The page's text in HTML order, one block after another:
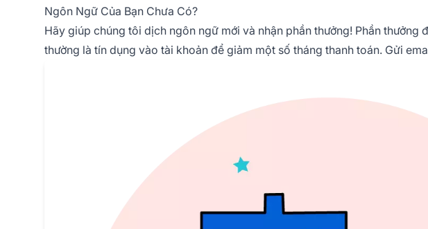
Ngôn Ngữ Của Bạn Chưa Có?
Hãy giúp chúng tôi dịch ngôn ngữ mới và nhận phần thưởng! Phần thưởng
thường là tín dụng vào tài khoản để giảm một số tháng thanh toán. Gửi